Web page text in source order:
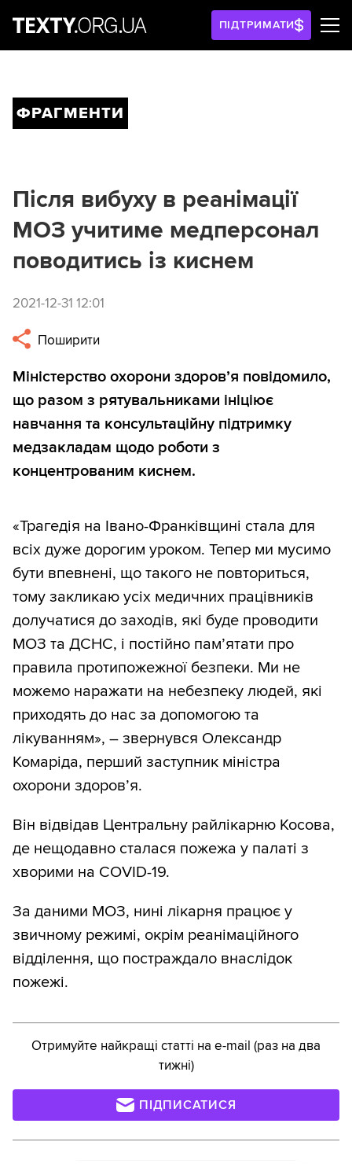
ПІДТРИМАТИ
ФРАГМЕНТИ
Після вибуху в реанімації
МОЗ учитиме медперсонал
поводитись із киснем
2021-12-31 12:01
Поширити
Міністерство охорони здоров’я повідомило,
що разом з рятувальниками ініціює
навчання та консультаційну підтримку
медзакладам щодо роботи з
концентрованим киснем.
«Трагедія на Івано-Франківщині стала для
всіх дуже дорогим уроком. Тепер ми мусимо
бути впевнені, що такого не повториться,
тому закликаю усіх медичних працівників
долучатися до заходів, які буде проводити
МОЗ та ДСНС, і постійно пам’ятати про
правила протипожежної безпеки. Ми не
можемо наражати на небезпеку людей, які
приходять до нас за допомогою та
лікуванням», – звернувся Олександр
Комаріда, перший заступник міністра
охорони здоров’я.
Він відвідав Центральну райлікарню Косова,
де нещодавно сталася пожежа у палаті з
хворими на COVID-19.
За даними МОЗ, нині лікарня працює у
звичному режимі, окрім реанімаційного
відділення, що постраждало внаслідок
пожежі.
Отримуйте найкращі статті на e-mail (раз на два
тижні)
ПІДПИСАТИСЯ